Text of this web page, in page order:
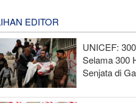
EDITOR
UNICEF:
Selama 300
Senjata di